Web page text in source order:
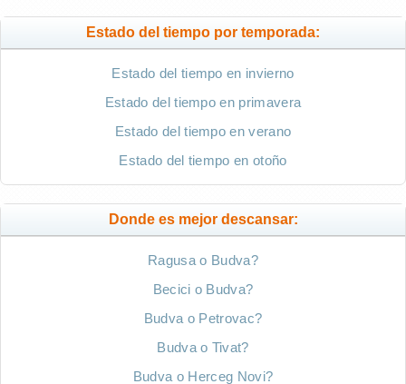
Estado del tiempo por temporada:
Estado del tiempo en invierno
Estado del tiempo en primavera
Estado del tiempo en verano
Estado del tiempo en otoño
Donde es mejor descansar:
Ragusa o Budva?
Becici o Budva?
Budva o Petrovac?
Budva o Tivat?
Budva o Herceg Novi?